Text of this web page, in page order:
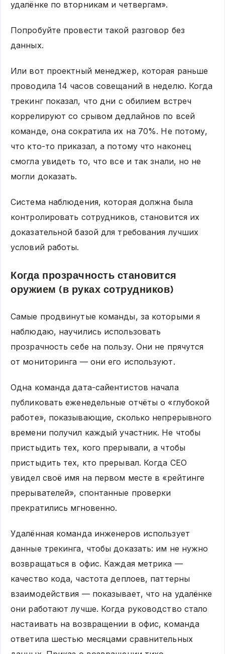
удалёнке по вторникам и четвергам».
Попробуйте провести такой разговор без
данных.
Или вот проектный менеджер, которая раньше
проводила 14 часов совещаний в неделю. Когда
трекинг показал, что дни с обилием встреч
коррелируют со срывом дедлайнов по всей
команде, она сократила их на 70%. Не потому,
что кто-то приказал, а потому что наконец
смогла увидеть то, что все и так знали, но не
могли доказать.
Система наблюдения, которая должна была
контролировать сотрудников, становится их
доказательной базой для требования лучших
условий работы.
Когда прозрачность становится
оружием (в руках сотрудников)
Самые продвинутые команды, за которыми я
наблюдаю, научились использовать
прозрачность себе на пользу. Они не прячутся
от мониторинга — они его используют.
Одна команда дата-сайентистов начала
публиковать еженедельные отчёты о «глубокой
работе», показывающие, сколько непрерывного
времени получил каждый участник. Не чтобы
пристыдить тех, кого прерывали, а чтобы
пристыдить тех, кто прерывал. Когда CEO
увидел своё имя на первом месте в «рейтинге
прерывателей», спонтанные проверки
прекратились мгновенно.
Удалённая команда инженеров использует
данные трекинга, чтобы доказать: им не нужно
возвращаться в офис. Каждая метрика —
качество кода, частота деплоев, паттерны
взаимодействия — показывает, что на удалёнке
они работают лучше. Когда руководство стало
настаивать на возвращении в офис, команда
ответила шестью месяцами сравнительных